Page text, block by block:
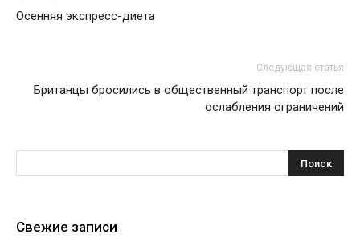
Осенняя экспресс-диета
Следующая статья
Британцы бросились в общественный транспорт после
ослабления ограничений
Свежие записи